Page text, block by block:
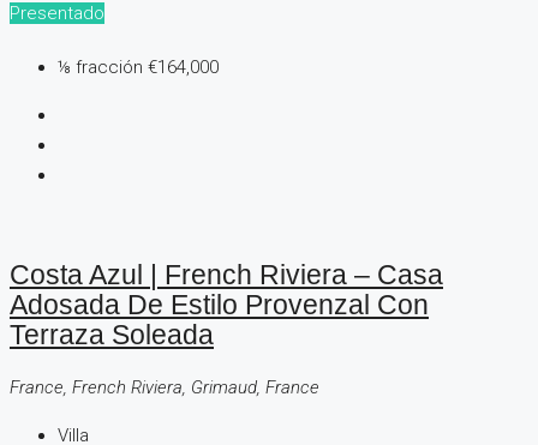
Presentado
⅛ fracción €164,000
Costa Azul | French Riviera – Casa
Adosada De Estilo Provenzal Con
Terraza Soleada
France, French Riviera, Grimaud, France
Villa